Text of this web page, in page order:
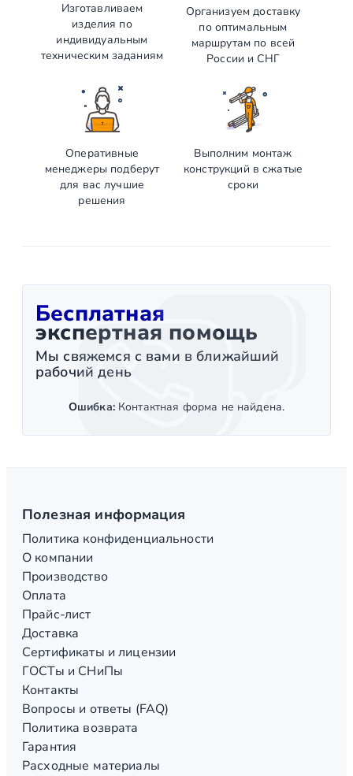
Изготавливаем
изделия по
индивидуальным
техническим заданиям
Организуем доставку
по оптимальным
маршрутам по всей
России и СНГ
Оперативные
менеджеры подберут
для вас лучшие
решения
Выполним монтаж
конструкций в сжатые
сроки
Бесплатная
экспертная помощь
Мы свяжемся с вами в ближайший
рабочий день
Ошибка:Контактная форма не найдена.
Полезная информация
Политика конфиденциальности
О компании
Производство
Оплата
Прайс-лист
Доставка
Сертификаты и лицензии
ГОСТы и СНиПы
Контакты
Вопросы и ответы (FAQ)
Политика возврата
Гарантия
Расходные материалы